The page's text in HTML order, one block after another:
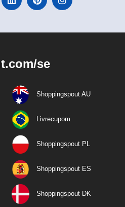
se
Shoppingspout AU
Livrecupom
Shoppingspout PL
Shoppingspout ES
Shoppingspout DK